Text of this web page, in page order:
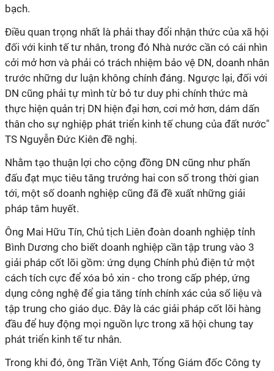
bạch.
Điều quan trọng nhất là phải thay đổi nhận thức của xã hội
đối với kinh tế tư nhân, trong đó Nhà nước cần có cái nhìn
cởi mở hơn và phải có trách nhiệm bảo vệ DN, doanh nhân
trước những dư luận không chính đáng. Ngược lại, đối với
DN cũng phải tự mình từ bỏ tư duy phi chính thức mà
thực hiện quản trị DN hiện đại hơn, cơi mở hơn, dám dấn
thân cho sự nghiệp phát triển kinh tế chung của đất nước"
TS Nguyễn Đức Kiên đề nghị.
Nhằm tạo thuận lợi cho cộng đồng DN cũng như phấn
đấu đạt mục tiêu tăng trưởng hai con số trong thời gian
tới, một số doanh nghiệp cũng đã đề xuất những giải
pháp tâm huyết.
Ông Mai Hữu Tín, Chủ tịch Liên đoàn doanh nghiệp tỉnh
Bình Dương cho biết doanh nghiệp cần tập trung vào 3
giải pháp cốt lõi gồm: ứng dụng Chính phủ điện tử một
cách tích cực để xóa bỏ xin - cho trong cấp phép, ứng
dụng công nghệ để gia tăng tính chính xác của số liệu và
tập trung cho giáo dục. Đây là các giải pháp cốt lõi hàng
đầu để huy động mọi nguồn lực trong xã hội chung tay
phát triển kinh tế tư nhân.
Trong khi đó, ông Trần Việt Anh, Tổng Giám đốc Công ty